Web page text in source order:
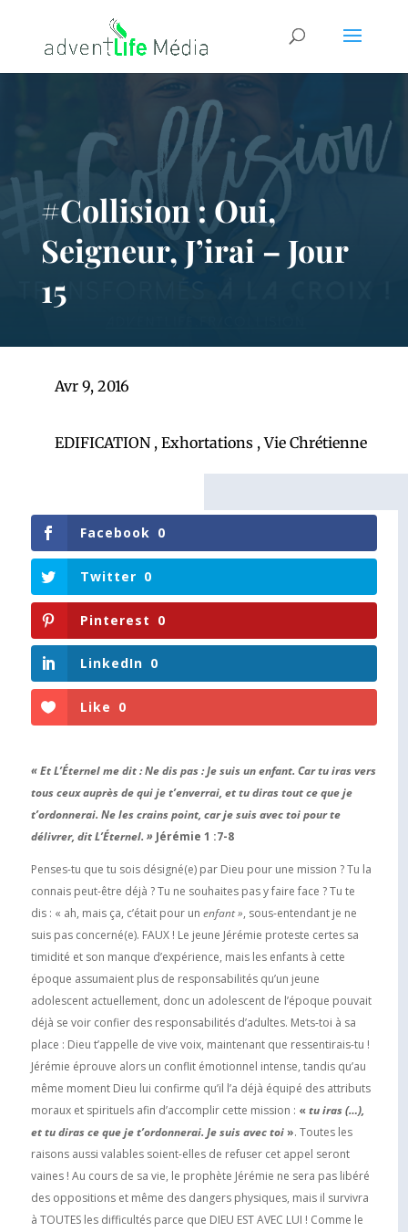
#Collision : Oui,
Seigneur, J’irai – Jour
15
Avr 9, 2016
EDIFICATION, Exhortations,Vie Chrétienne
Facebook 0
Twitter 0
Pinterest 0
LinkedIn 0
Like 0
« Et L’Éternel me dit : Ne dis pas : Je suis un enfant. Car tu iras vers
tous ceux auprès de qui je t’enverrai, et tu diras tout ce que je
t’ordonnerai. Ne les crains point, car je suis avec toi pour te
délivrer, dit L’Éternel. »Jérémie 1 :7-8
Penses-tu que tu sois désigné(e) par Dieu pour une mission ? Tu la
connais peut-être déjà ? Tu ne souhaites pas y faire face ? Tu te
dis : « ah, mais ça, c’était pour un enfant », sous-entendant je ne
suis pas concerné(e). FAUX ! Le jeune Jérémie proteste certes sa
timidité et son manque d’expérience, mais les enfants à cette
époque assumaient plus de responsabilités qu’un jeune
adolescent actuellement, donc un adolescent de l’époque pouvait
déjà se voir confier des responsabilités d’adultes. Mets-toi à sa
place : Dieu t’appelle de vive voix, maintenant que ressentirais-tu !
Jérémie éprouve alors un conflit émotionnel intense, tandis qu’au
même moment Dieu lui confirme qu’il l’a déjà équipé des attributs
moraux et spirituels afin d’accomplir cette mission : «tu iras (…),
et tu diras ce que je t’ordonnerai. Je suis avec toi». Toutes les
raisons aussi valables soient-elles de refuser cet appel seront
vaines ! Au cours de sa vie, le prophète Jérémie ne sera pas libéré
des oppositions et même des dangers physiques, mais il survivra
à TOUTES les difficultés parce que DIEU EST AVEC LUI ! Comme le